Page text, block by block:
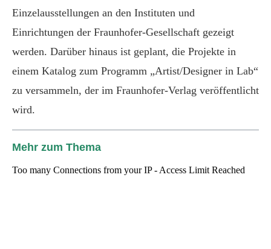
Einzelausstellungen an den Instituten und
Einrichtungen der Fraunhofer-Gesellschaft gezeigt
werden. Darüber hinaus ist geplant, die Projekte in
einem Katalog zum Programm „Artist/Designer in Lab“
zu versammeln, der im Fraunhofer-Verlag veröffentlicht
wird.
Mehr zum Thema